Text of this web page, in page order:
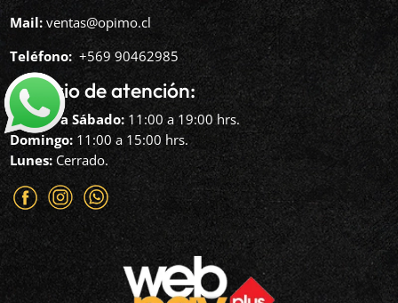
Mail: ventas@opimo.cl
Teléfono: ‪+569 90462985‬
Horario de atención:
Martes a Sábado: 11:00 a 19:00 hrs.
Domingo: 11:00 a 15:00 hrs.
Lunes: Cerrado.